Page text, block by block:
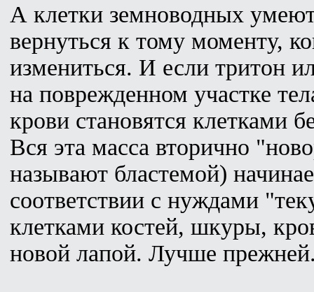
А клетки земноводных
вернуться к тому моменту,
измениться. И если тритон
на поврежденном участке
крови становятся клетками
Вся эта масса вторично
называют бластемой)
соответствии с нуждами
клетками костей, шкуры,
новой лапой. Лучше